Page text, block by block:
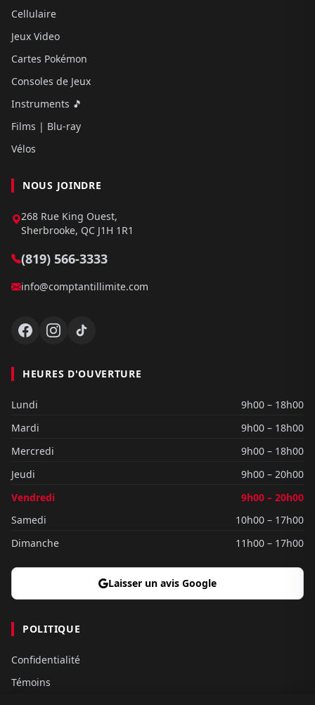
Cellulaire
Jeux Video
Cartes Pokémon
Consoles de Jeux
Instruments 🎵
Films | Blu-ray
Vélos
NOUS JOINDRE
268 Rue King Ouest,
Sherbrooke, QC J1H 1R1
(819) 566-3333
info@comptantillimite.com
HEURES D'OUVERTURE
Lundi
9h00 – 18h00
Mardi
9h00 – 18h00
Mercredi
9h00 – 18h00
Jeudi
9h00 – 20h00
Vendredi
9h00 – 20h00
Samedi
10h00 – 17h00
Dimanche
11h00 – 17h00
Laisser un avis Google
POLITIQUE
Confidentialité
Témoins